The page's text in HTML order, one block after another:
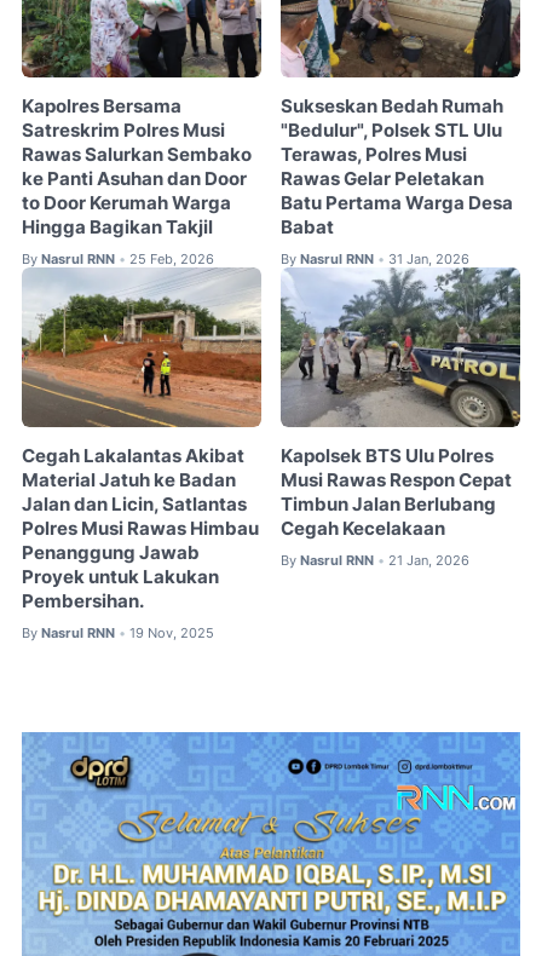
Kapolres Bersama
Satreskrim Polres Musi
Rawas Salurkan Sembako
ke Panti Asuhan dan Door
to Door Kerumah Warga
Hingga Bagikan Takjil
By Nasrul RNN • 25 Feb, 2026
Sukseskan Bedah Rumah
"Bedulur", Polsek STL Ulu
Terawas, Polres Musi
Rawas Gelar Peletakan
Batu Pertama Warga Desa
Babat
By Nasrul RNN • 31 Jan, 2026
Cegah Lakalantas Akibat
Material Jatuh ke Badan
Jalan dan Licin, Satlantas
Polres Musi Rawas Himbau
Penanggung Jawab
Proyek untuk Lakukan
Pembersihan.
By Nasrul RNN • 19 Nov, 2025
Kapolsek BTS Ulu Polres
Musi Rawas Respon Cepat
Timbun Jalan Berlubang
Cegah Kecelakaan
By Nasrul RNN • 21 Jan, 2026